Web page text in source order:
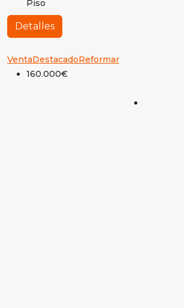
Piso
Detalles
VentaDestacadoReformar
160.000€